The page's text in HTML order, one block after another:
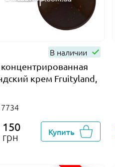
В наличии
концентрированная
крем Fruityland,
150
грн Купить